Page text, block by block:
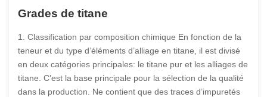
Grades de titane
1. Classification par composition chimique En fonction de la
teneur et du type d’éléments d’alliage en titane, il est divisé
en deux catégories principales: le titane pur et les alliages de
titane. C’est la base principale pour la sélection de la qualité
dans la production. Ne contient que des traces d’impuretés